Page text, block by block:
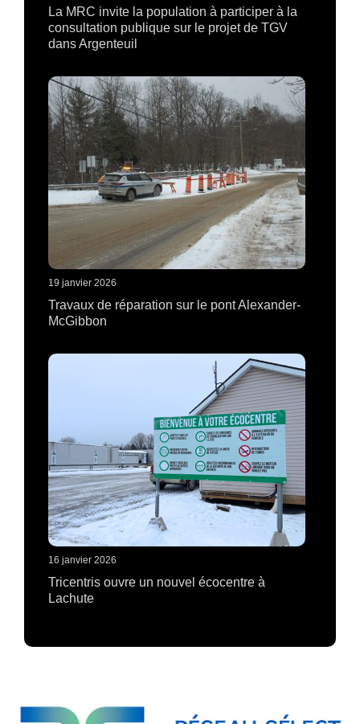
La MRC invite la population à participer à la
consultation publique sur le projet de TGV
dans Argenteuil
19 janvier 2026
Travaux de réparation sur le pont Alexander-
McGibbon
16 janvier 2026
Tricentris ouvre un nouvel écocentre à
Lachute